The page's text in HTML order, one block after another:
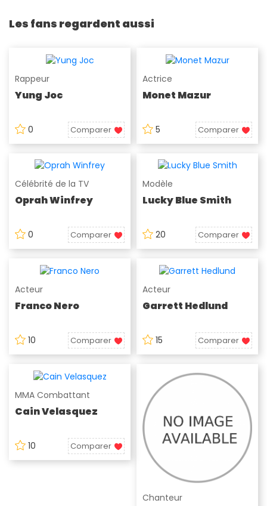
Les fans regardent aussi
Rappeur
Yung Joc
0 Comparer
Actrice
Monet Mazur
5 Comparer
Célébrité de la TV
Oprah Winfrey
0 Comparer
Modèle
Lucky Blue Smith
20 Comparer
Acteur
Franco Nero
10 Comparer
Acteur
Garrett Hedlund
15 Comparer
MMA Combattant
Cain Velasquez
10 Comparer
Chanteur